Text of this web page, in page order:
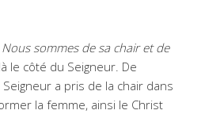
Nous sommes de sa chair et de
le côté du Seigneur. De
a pris de la chair dans
la femme, ainsi le Christ